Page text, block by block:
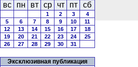
вс пн вт ср чт пт сб
1 2 3
4
5
6 7 8 9 10
11
12
13 14 15 16 17
18
19
20 21 22 23 24
25
26
27 28 29 30 31
Эксклюзивная публикация